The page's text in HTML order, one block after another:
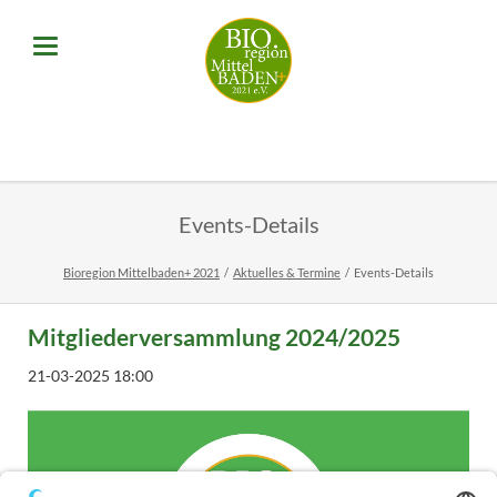
Events-Details
Bioregion Mittelbaden+ 2021 Aktuelles & Termine Events-Details
Mitgliederversammlung 2024/2025
21-03-2025 18:00